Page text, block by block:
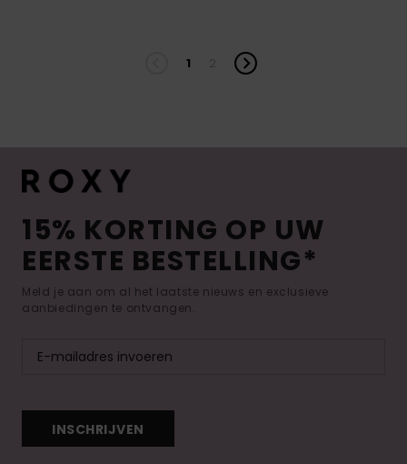
1
15% KORTING OP UW
EERSTE BESTELLING*
Meld je aan om al het laatste nieuws en exclusieve
aanbiedingen te ontvangen.
INSCHRIJVEN